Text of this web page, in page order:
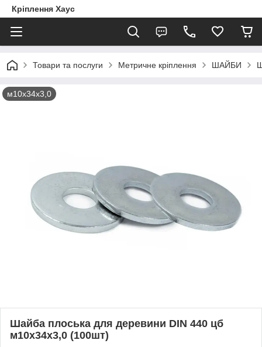
Кріплення Хаус
Товари та послуги Метричне кріплення ШАЙБИ
м10х34х3,0
Шайба плоська для деревини DIN 440 цб
м10х34х3,0 (100шт)